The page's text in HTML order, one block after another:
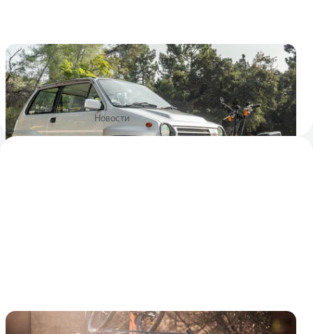
«Горячую» Honda City с мотороллером в
багажнике выставили на аукцион
На момент написания новости ставки за лот достигли 10
750 долларов (846 тысяч рублей)
226 января 2022 Новости
Посмотрите на очень странный Honda City: